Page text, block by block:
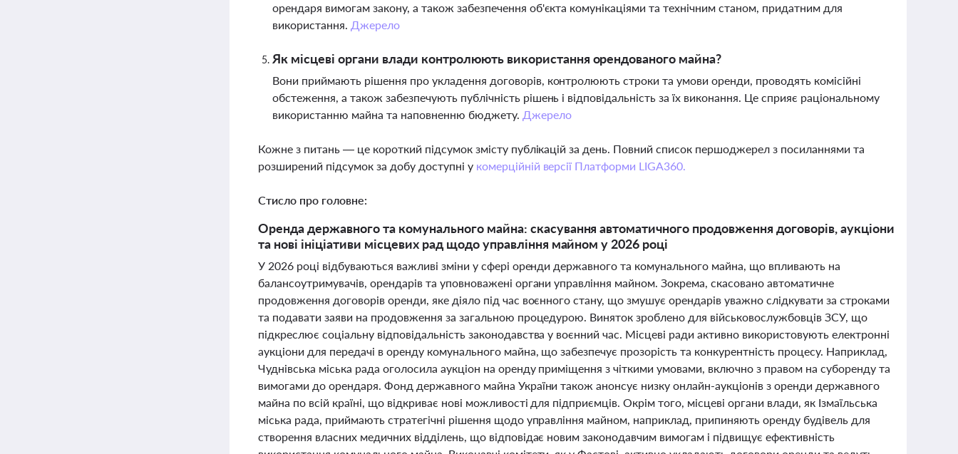
орендаря вимогам закону, а також забезпечення об'єкта комунікаціями та технічним станом, придатним для
використання. Джерело
Як місцеві органи влади контролюють використання орендованого майна?
Вони приймають рішення про укладення договорів, контролюють строки та умови оренди, проводять комісійні
обстеження, а також забезпечують публічність рішень і відповідальність за їх виконання. Це сприяє раціональному
використанню майна та наповненню бюджету. Джерело
Кожне з питань — це короткий підсумок змісту публікацій за день. Повний список першоджерел з посиланнями та
розширений підсумок за добу доступні у комерційній версії Платформи LIGA360.
Стисло про головне:
Оренда державного та комунального майна: скасування автоматичного продовження договорів, аукціони
та нові ініціативи місцевих рад щодо управління майном у 2026 році
У 2026 році відбуваються важливі зміни у сфері оренди державного та комунального майна, що впливають на
балансоутримувачів, орендарів та уповноважені органи управління майном. Зокрема, скасовано автоматичне
продовження договорів оренди, яке діяло під час воєнного стану, що змушує орендарів уважно слідкувати за строками
та подавати заяви на продовження за загальною процедурою. Виняток зроблено для військовослужбовців ЗСУ, що
підкреслює соціальну відповідальність законодавства у воєнний час. Місцеві ради активно використовують електронні
аукціони для передачі в оренду комунального майна, що забезпечує прозорість та конкурентність процесу. Наприклад,
Чуднівська міська рада оголосила аукціон на оренду приміщення з чіткими умовами, включно з правом на суборенду та
вимогами до орендаря. Фонд державного майна України також анонсує низку онлайн-аукціонів з оренди державного
майна по всій країні, що відкриває нові можливості для підприємців. Окрім того, місцеві органи влади, як Ізмаїльська
міська рада, приймають стратегічні рішення щодо управління майном, наприклад, припиняють оренду будівель для
створення власних медичних відділень, що відповідає новим законодавчим вимогам і підвищує ефективність